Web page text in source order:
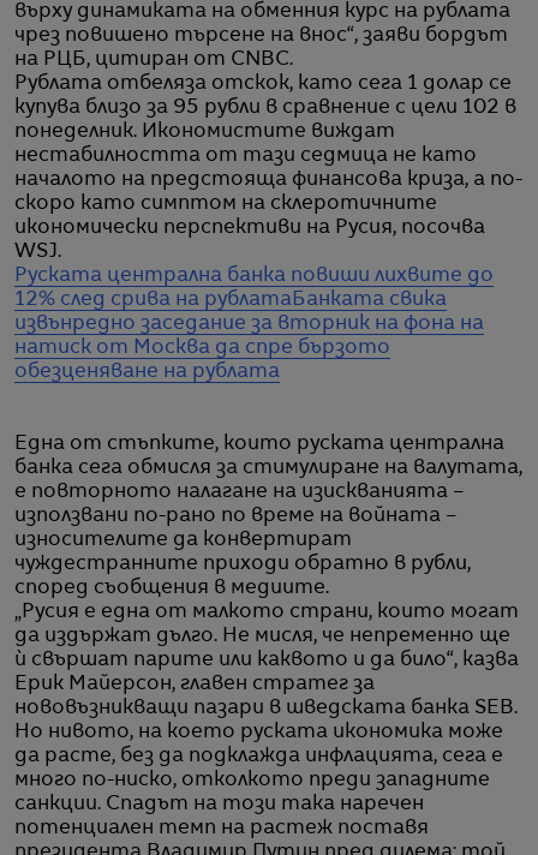
върху динамиката на обменния курс на рублата
чрез повишено търсене на внос“, заяви бордът
на РЦБ, цитиран от CNBC.
Рублата отбеляза отскок, като сега 1 долар се
купува близо за 95 рубли в сравнение с цели 102 в
понеделник. Икономистите виждат
нестабилността от тази седмица не като
началото на предстояща финансова криза, а по-
скоро като симптом на склеротичните
икономически перспективи на Русия, посочва
WSJ.
Руската централна банка повиши лихвите до
12% след срива на рублатаБанката свика
извънредно заседание за вторник на фона на
натиск от Москва да спре бързото
обезценяване на рублата
Една от стъпките, които руската централна
банка сега обмисля за стимулиране на валутата,
е повторното налагане на изискванията –
използвани по-рано по време на войната –
износителите да конвертират
чуждестранните приходи обратно в рубли,
според съобщения в медиите.
„Русия е една от малкото страни, които могат
да издържат дълго. Не мисля, че непременно ще
ѝ свършат парите или каквото и да било“, казва
Ерик Майерсон, главен стратег за
нововъзникващи пазари в шведската банка SEB.
Но нивото, на което руската икономика може
да расте, без да подклажда инфлацията, сега е
много по-ниско, отколкото преди западните
санкции. Спадът на този така наречен
потенциален темп на растеж поставя